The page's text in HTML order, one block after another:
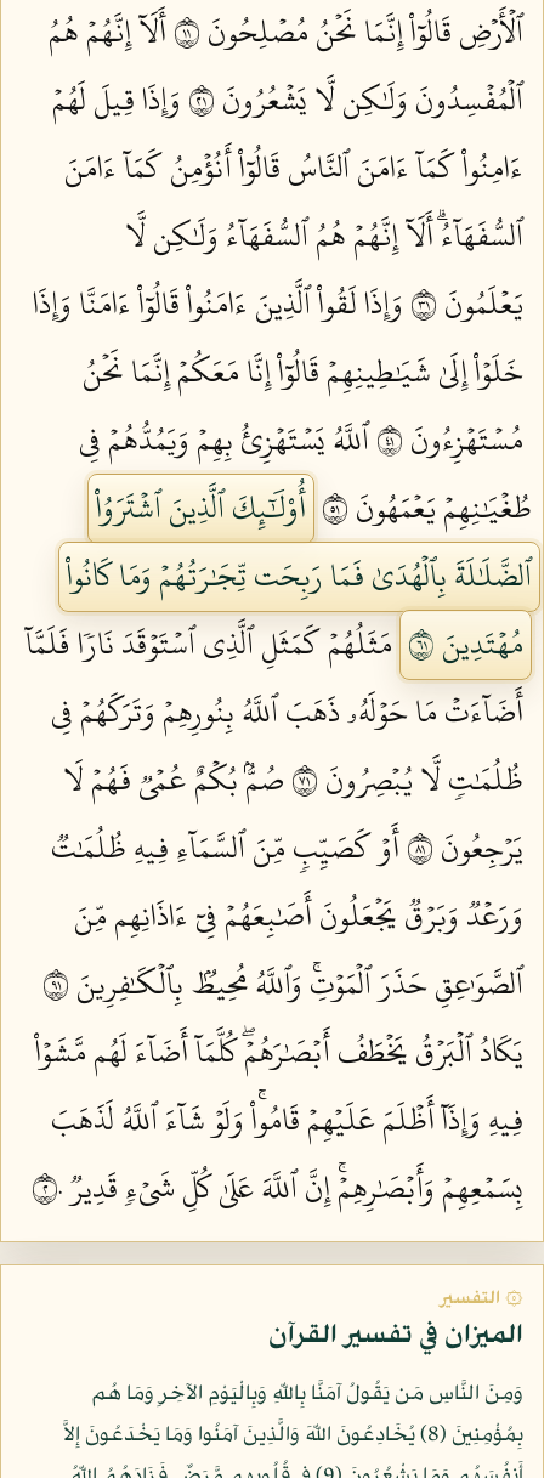
ٱلۡأَرۡضِ قَالُوٓاْ إِنَّمَا نَحۡنُ مُصۡلِحُونَ ١١
أَلَآ إِنَّهُمۡ هُمُ
ٱلۡمُفۡسِدُونَ وَلَٰكِن لَّا يَشۡعُرُونَ ١٢
وَإِذَا قِيلَ لَهُمۡ
ءَامِنُواْ كَمَآ ءَامَنَ ٱلنَّاسُ قَالُوٓاْ أَنُؤۡمِنُ كَمَآ ءَامَنَ
ٱلسُّفَهَآءُۗ أَلَآ إِنَّهُمۡ هُمُ ٱلسُّفَهَآءُ وَلَٰكِن لَّا
يَعۡلَمُونَ ١٣
وَإِذَا لَقُواْ ٱلَّذِينَ ءَامَنُواْ قَالُوٓاْ ءَامَنَّا وَإِذَا
خَلَوۡاْ إِلَىٰ شَيَٰطِينِهِمۡ قَالُوٓاْ إِنَّا مَعَكُمۡ إِنَّمَا نَحۡنُ
مُسۡتَهۡزِءُونَ ١٤
ٱللَّهُ يَسۡتَهۡزِئُ بِهِمۡ وَيَمُدُّهُمۡ فِي
طُغۡيَٰنِهِمۡ يَعۡمَهُونَ ١٥
أُوْلَٰٓئِكَ ٱلَّذِينَ ٱشۡتَرَوُاْ
ٱلضَّلَٰلَةَ بِٱلۡهُدَىٰ فَمَا رَبِحَت تِّجَٰرَتُهُمۡ وَمَا كَانُواْ
مُهۡتَدِينَ ١٦
مَثَلُهُمۡ كَمَثَلِ ٱلَّذِي ٱسۡتَوۡقَدَ نَارٗا فَلَمَّآ
أَضَآءَتۡ مَا حَوۡلَهُۥ ذَهَبَ ٱللَّهُ بِنُورِهِمۡ وَتَرَكَهُمۡ فِي
ظُلُمَٰتٖ لَّا يُبۡصِرُونَ ١٧
صُمُّۢ بُكۡمٌ عُمۡيٞ فَهُمۡ لَا
يَرۡجِعُونَ ١٨
أَوۡ كَصَيِّبٖ مِّنَ ٱلسَّمَآءِ فِيهِ ظُلُمَٰتٞ
وَرَعۡدٞ وَبَرۡقٞ يَجۡعَلُونَ أَصَٰبِعَهُمۡ فِيٓ ءَاذَانِهِم مِّنَ
ٱلصَّوَٰعِقِ حَذَرَ ٱلۡمَوۡتِۚ وَٱللَّهُ مُحِيطُۢ بِٱلۡكَٰفِرِينَ ١٩
يَكَادُ ٱلۡبَرۡقُ يَخۡطَفُ أَبۡصَٰرَهُمۡۖ كُلَّمَآ أَضَآءَ لَهُم مَّشَوۡاْ
فِيهِ وَإِذَآ أَظۡلَمَ عَلَيۡهِمۡ قَامُواْۚ وَلَوۡ شَآءَ ٱللَّهُ لَذَهَبَ
بِسَمۡعِهِمۡ وَأَبۡصَٰرِهِمۡۚ إِنَّ ٱللَّهَ عَلَىٰ كُلِّ شَيۡءٖ قَدِيرٞ ٢٠
۞ التفسير
الميزان في تفسير القرآن
وَمِنَ النَّاسِ مَن يَقُولُ آمَنَّا بِاللّهِ وَبِالْيَوْمِ الآخِرِ وَمَا هُم
بِمُؤْمِنِينَ (8) يُخَادِعُونَ اللّهَ وَالَّذِينَ آمَنُوا وَمَا يَخْدَعُونَ إِلاَّ